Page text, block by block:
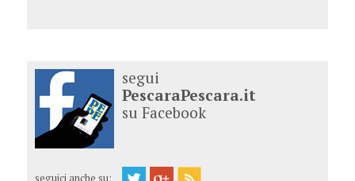
segui
PescaraPescara.it
su Facebook
seguici anche su: